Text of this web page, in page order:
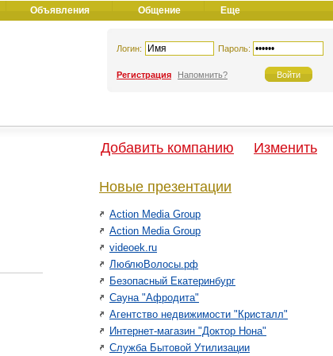
Объявления Общение Еще
Логин: Пароль:
Регистрация Напомнить?
Добавить компанию Изменить
Новые презентации
Action Media Group
Action Media Group
videoek.ru
ЛюблюВолосы.рф
Безопасный Екатеринбург
Сауна "Афродита"
Агентство недвижимости "Кристалл"
Интернет-магазин "Доктор Нона"
Служба Бытовой Утилизации